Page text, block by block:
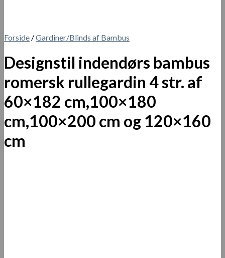
Forside /Gardiner/Blinds af Bambus
Designstil indendørs bambus
romersk rullegardin 4 str. af
60×182 cm,100×180
cm,100×200 cm og 120×160
cm